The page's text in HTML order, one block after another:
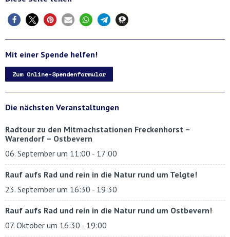
Mit einer Spende helfen!
Zum Online-Spendenformular
Die nächsten Veranstaltungen
Radtour zu den Mitmachstationen Freckenhorst –
Warendorf – Ostbevern
06. September um 11:00 - 17:00
Rauf aufs Rad und rein in die Natur rund um Telgte!
23. September um 16:30 - 19:30
Rauf aufs Rad und rein in die Natur rund um Ostbevern!
07. Oktober um 16:30 - 19:00